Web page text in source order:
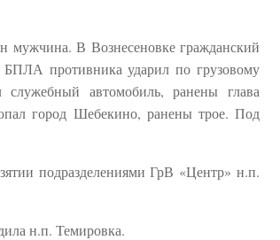
мужчина. В Вознесеновке гражданский
БПЛА противника ударил по грузовому
автомобиль, ранены глава
город Шебекино, ранены трое. Под
подразделениями ГрВ «Центр» н.п.
н.п. Темировка.